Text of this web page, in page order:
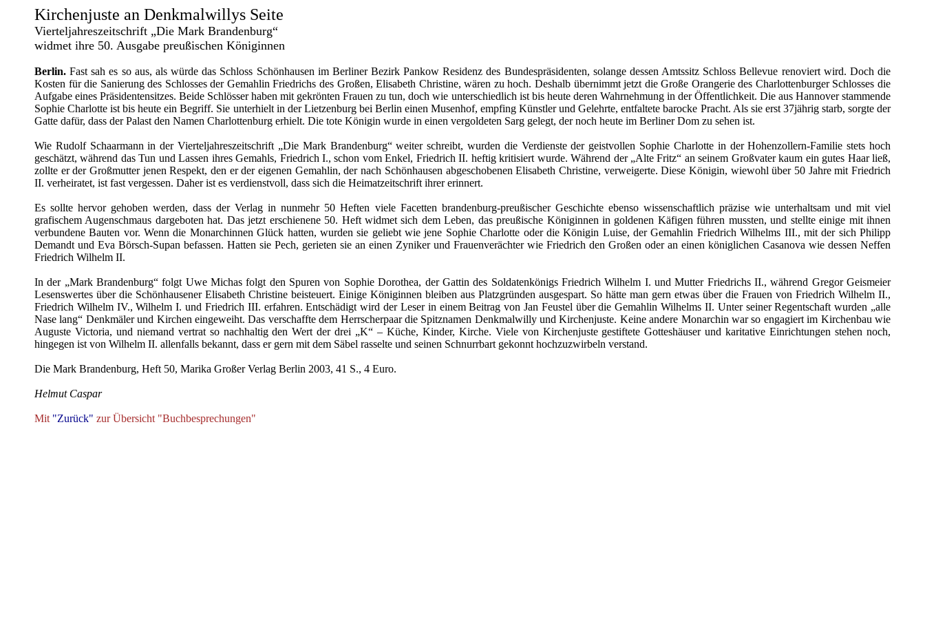
Kirchenjuste an Denkmalwillys Seite
Vierteljahreszeitschrift „Die Mark Brandenburg“
widmet ihre 50. Ausgabe preußischen Königinnen
Berlin. Fast sah es so aus, als würde das Schloss Schönhausen im Berliner Bezirk Pankow Residenz des Bundespräsidenten, solange dessen Amtssitz Schloss Bellevue renoviert wird. Doch die
Kosten für die Sanierung des Schlosses der Gemahlin Friedrichs des Großen, Elisabeth Christine, wären zu hoch. Deshalb übernimmt jetzt die Große Orangerie des Charlottenburger Schlosses die
Aufgabe eines Präsidentensitzes. Beide Schlösser haben mit gekrönten Frauen zu tun, doch wie unterschiedlich ist bis heute deren Wahrnehmung in der Öffentlichkeit. Die aus Hannover stammende
Sophie Charlotte ist bis heute ein Begriff. Sie unterhielt in der Lietzenburg bei Berlin einen Musenhof, empfing Künstler und Gelehrte, entfaltete barocke Pracht. Als sie erst 37jährig starb, sorgte der
Gatte dafür, dass der Palast den Namen Charlottenburg erhielt. Die tote Königin wurde in einen vergoldeten Sarg gelegt, der noch heute im Berliner Dom zu sehen ist.
Wie Rudolf Schaarmann in der Vierteljahreszeitschrift „Die Mark Brandenburg“ weiter schreibt, wurden die Verdienste der geistvollen Sophie Charlotte in der Hohenzollern-Familie stets hoch
geschätzt, während das Tun und Lassen ihres Gemahls, Friedrich I., schon vom Enkel, Friedrich II. heftig kritisiert wurde. Während der „Alte Fritz“ an seinem Großvater kaum ein gutes Haar ließ,
zollte er der Großmutter jenen Respekt, den er der eigenen Gemahlin, der nach Schönhausen abgeschobenen Elisabeth Christine, verweigerte. Diese Königin, wiewohl über 50 Jahre mit Friedrich
II. verheiratet, ist fast vergessen. Daher ist es verdienstvoll, dass sich die Heimatzeitschrift ihrer erinnert.
Es sollte hervor gehoben werden, dass der Verlag in nunmehr 50 Heften viele Facetten brandenburg-preußischer Geschichte ebenso wissenschaftlich präzise wie unterhaltsam und mit viel
grafischem Augenschmaus dargeboten hat. Das jetzt erschienene 50. Heft widmet sich dem Leben, das preußische Königinnen in goldenen Käfigen führen mussten, und stellte einige mit ihnen
verbundene Bauten vor. Wenn die Monarchinnen Glück hatten, wurden sie geliebt wie jene Sophie Charlotte oder die Königin Luise, der Gemahlin Friedrich Wilhelms III., mit der sich Philipp
Demandt und Eva Börsch-Supan befassen. Hatten sie Pech, gerieten sie an einen Zyniker und Frauenverächter wie Friedrich den Großen oder an einen königlichen Casanova wie dessen Neffen
Friedrich Wilhelm II.
In der „Mark Brandenburg“ folgt Uwe Michas folgt den Spuren von Sophie Dorothea, der Gattin des Soldatenkönigs Friedrich Wilhelm I. und Mutter Friedrichs II., während Gregor Geismeier
Lesenswertes über die Schönhausener Elisabeth Christine beisteuert. Einige Königinnen bleiben aus Platzgründen ausgespart. So hätte man gern etwas über die Frauen von Friedrich Wilhelm II.,
Friedrich Wilhelm IV., Wilhelm I. und Friedrich III. erfahren. Entschädigt wird der Leser in einem Beitrag von Jan Feustel über die Gemahlin Wilhelms II. Unter seiner Regentschaft wurden „alle
Nase lang“ Denkmäler und Kirchen eingeweiht. Das verschaffte dem Herrscherpaar die Spitznamen Denkmalwilly und Kirchenjuste. Keine andere Monarchin war so engagiert im Kirchenbau wie
Auguste Victoria, und niemand vertrat so nachhaltig den Wert der drei „K“ – Küche, Kinder, Kirche. Viele von Kirchenjuste gestiftete Gotteshäuser und karitative Einrichtungen stehen noch,
hingegen ist von Wilhelm II. allenfalls bekannt, dass er gern mit dem Säbel rasselte und seinen Schnurrbart gekonnt hochzuzwirbeln verstand.
Die Mark Brandenburg, Heft 50, Marika Großer Verlag Berlin 2003, 41 S., 4 Euro.
Helmut Caspar
Mit "Zurück" zur Übersicht "Buchbesprechungen"